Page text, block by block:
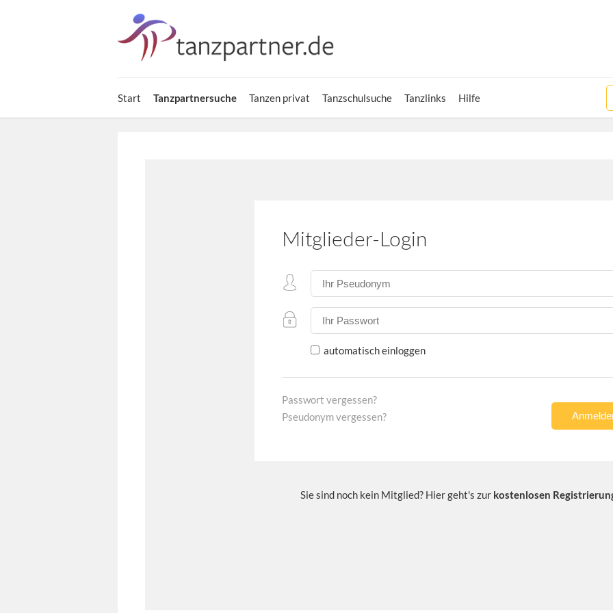
Start Tanzpartnersuche Tanzen privat Tanzschulsuche Tanzlinks Hilfe
Mitglieder-Login
automatisch einloggen
Passwort vergessen?
Pseudonym vergessen?
Sie sind noch kein Mitglied? Hier geht's zur kostenlosen